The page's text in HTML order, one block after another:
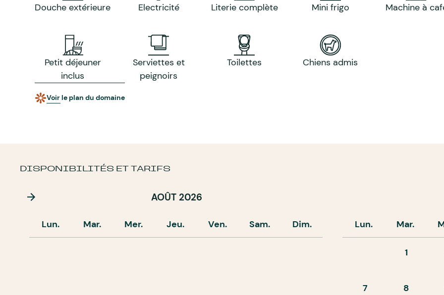
Douche extérieure Electricité Literie complète Mini frigo Machine à
Petit déjeuner
inclus
Serviettes et
peignoirs
Toilettes Chiens admis
Voir le plan du domaine
DISPONIBILITÉS ET TARIFS
AOÛT 2026
Lun. Mar. Mer. Jeu. Ven. Sam. Dim. Lun. Mar.
1
7 8